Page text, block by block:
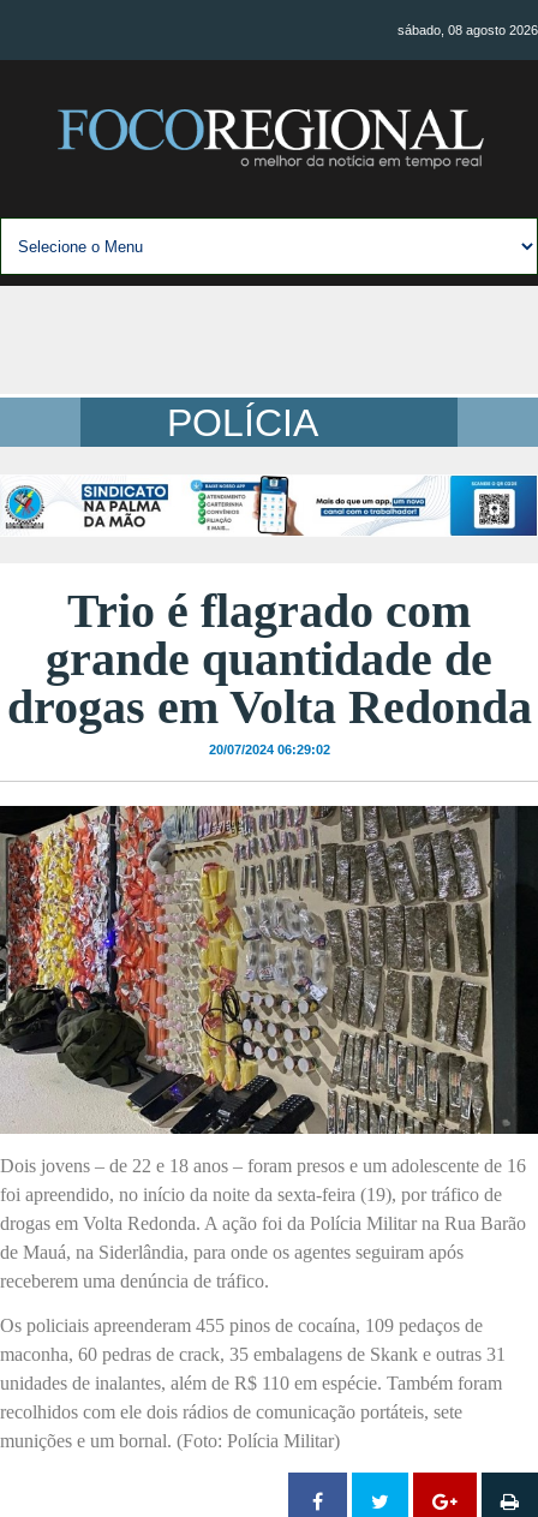
sábado, 08 agosto 2026
POLÍCIA
Trio é flagrado com
grande quantidade de
drogas em Volta Redonda
20/07/2024 06:29:02
Dois jovens – de 22 e 18 anos – foram presos e um adolescente de 16
foi apreendido, no início da noite da sexta-feira (19), por tráfico de
drogas em Volta Redonda. A ação foi da Polícia Militar na Rua Barão
de Mauá, na Siderlândia, para onde os agentes seguiram após
receberem uma denúncia de tráfico.
Os policiais apreenderam 455 pinos de cocaína, 109 pedaços de
maconha, 60 pedras de crack, 35 embalagens de Skank e outras 31
unidades de inalantes, além de R$ 110 em espécie. Também foram
recolhidos com ele dois rádios de comunicação portáteis, sete
munições e um bornal. (Foto: Polícia Militar)